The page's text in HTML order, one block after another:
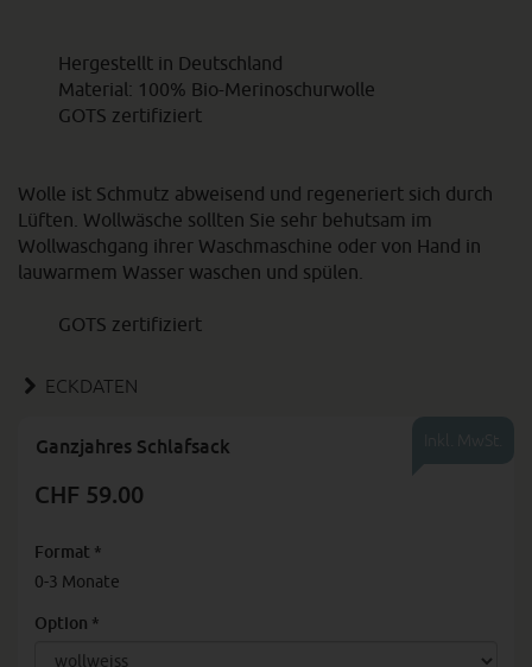
Hergestellt in Deutschland
Material: 100% Bio-Merinoschurwolle
GOTS zertifiziert
Wolle ist Schmutz abweisend und regeneriert sich durch
Lüften. Wollwäsche sollten Sie sehr behutsam im
Wollwaschgang ihrer Waschmaschine oder von Hand in
lauwarmem Wasser waschen und spülen.
GOTS zertifiziert
ECKDATEN
Ganzjahres Schlafsack
CHF 59.00
Format *
0-3 Monate
Option *